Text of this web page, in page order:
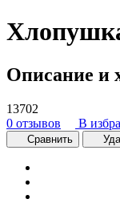
Описание и
13702
0 отзывов
В
Сравнить